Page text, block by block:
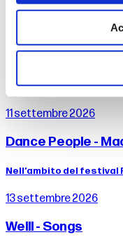
Prokof’ev - Pierino
Salvatore Percacciolo,
11 settembre 2026
Dance People -
Nell’ambito del festival
13 settembre 2026
Weill - Songs